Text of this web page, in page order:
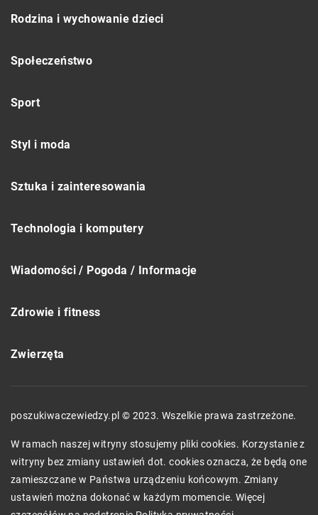
Rodzina i wychowanie dzieci
Społeczeństwo
Sport
Styl i moda
Sztuka i zainteresowania
Technologia i komputery
Wiadomości / Pogoda / Informacje
Zdrowie i fitness
Zwierzęta
poszukiwaczewiedzy.pl © 2023. Wszelkie prawa zastrzeżone.
W ramach naszej witryny stosujemy pliki cookies. Korzystanie z
witryny bez zmiany ustawień dot. cookies oznacza, że będą one
zamieszczane w Państwa urządzeniu końcowym. Zmiany
ustawień można dokonać w każdym momencie. Więcej